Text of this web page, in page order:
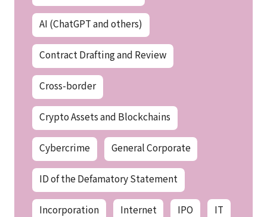
AI (ChatGPT and others)
Contract Drafting and Review
Cross-border
Crypto Assets and Blockchains
Cybercrime General Corporate
ID of the Defamatory Statement
Incorporation Internet IPO IT